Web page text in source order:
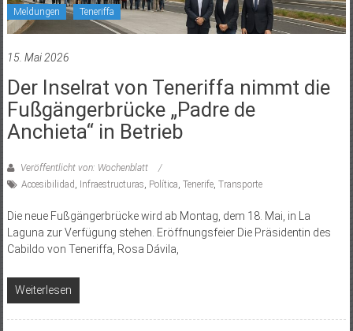
Meldungen Teneriffa
15. Mai 2026
Der Inselrat von Teneriffa nimmt die
Fußgängerbrücke „Padre de
Anchieta“ in Betrieb
Veröffentlicht von: Wochenblatt
Accesibilidad , Infraestructuras, Política, Tenerife, Transporte
Die neue Fußgängerbrücke wird ab Montag, dem 18. Mai, in La
Laguna zur Verfügung stehen. Eröffnungsfeier Die Präsidentin des
Cabildo von Teneriffa, Rosa Dávila,
Weiterlesen